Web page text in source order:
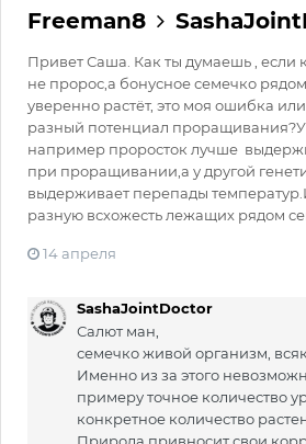
Freeman8
Привет Саша. Как ты думаешь , если
не пророс,а бонусное семечко
уверенно растёт, это моя ошибка
разный потенциал проращивания?У
например проросток лучше
при проращивании,а у другой
выдерживает перепады
разную всхожесть лежащих рядом
14 апреля
SashaJointDoctor
Салют ман,
семечко живой организм,
Именно из за этого
примеру точное количество
конкретное количество